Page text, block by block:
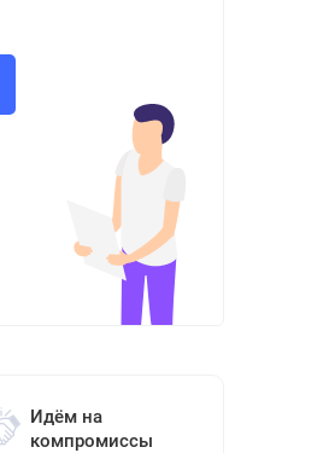
Идём на
компромиссы